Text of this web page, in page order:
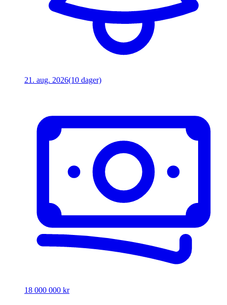
21. aug. 2026(10 dager)
18 000 000 kr